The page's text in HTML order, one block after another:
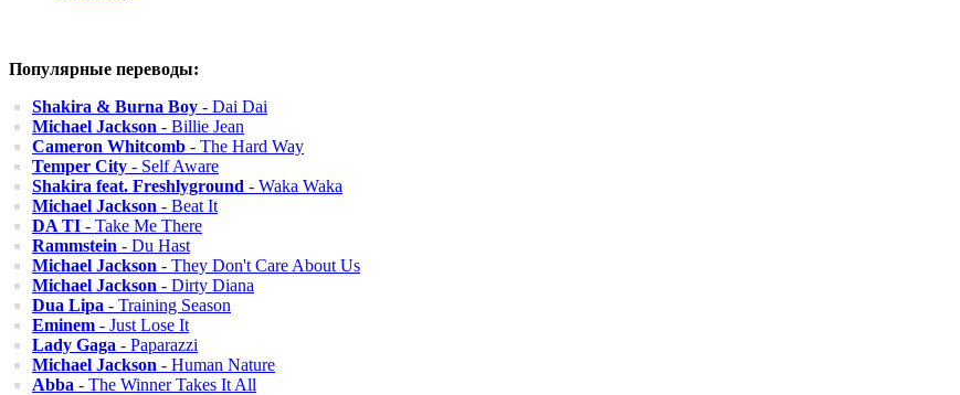
Популярные переводы:
Shakira & Burna Boy - Dai Dai
Michael Jackson - Billie Jean
Cameron Whitcomb - The Hard Way
Temper City - Self Aware
Shakira feat. Freshlyground - Waka Waka
Michael Jackson - Beat It
DA TI - Take Me There
Rammstein - Du Hast
Michael Jackson - They Don't Care About Us
Michael Jackson - Dirty Diana
Dua Lipa - Training Season
Eminem - Just Lose It
Lady Gaga - Paparazzi
Michael Jackson - Human Nature
Abba - The Winner Takes It All